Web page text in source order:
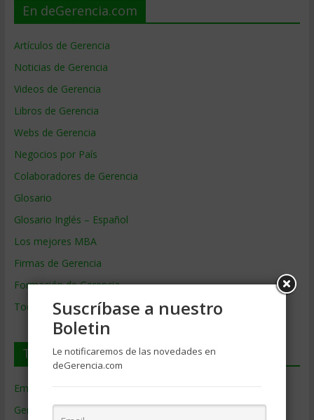
En deGerencia.com
Artículos de Gerencia
Noticias de Gerencia
Videos de Gerencia
Libros de Gerencia
Webs de Gerencia
Negocios por País
Colaboradores de Gerencia
Glosario
Glosario Inglés – Español
Los mejores MBA
Firmas de Gerencia
Formación de Gerencia
Todos los Temas
Temas de Gerencia
Empresas de Gerencia
Gerencia(9.477)
Suscríbase a nuestro
Boletin
Le notificaremos de las novedades en
deGerencia.com